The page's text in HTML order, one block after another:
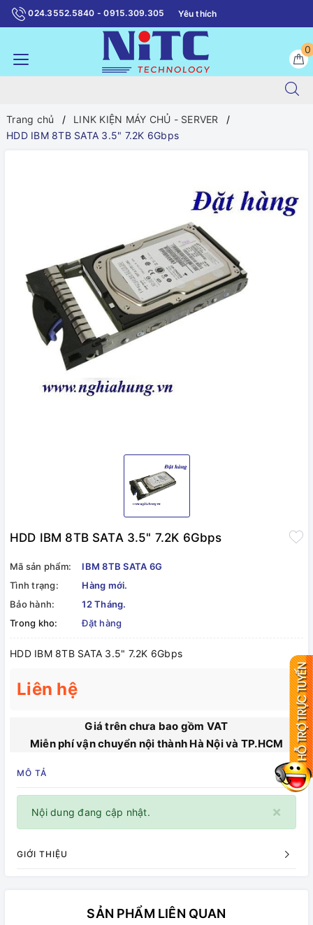
024.3552.5840 - 0915.309.305 Yêu thích
0
Trang chủ
LINK KIỆN MÁY CHỦ - SERVER
HDD IBM 8TB SATA 3.5" 7.2K 6Gbps
HDD IBM 8TB SATA 3.5" 7.2K 6Gbps
Mã sản phẩm:
IBM 8TB SATA 6G
Tình trạng:
Hàng mới.
Bảo hành:
12 Tháng.
Trong kho:
Đặt hàng
HDD IBM 8TB SATA 3.5" 7.2K 6Gbps
Liên hệ
Giá trên chưa bao gồm VAT
Miễn phí vận chuyển nội thành Hà Nội và TP.HCM
MÔ TẢ
×
Nội dung đang cập nhật.
GIỚI THIỆU
SẢN PHẨM LIÊN QUAN